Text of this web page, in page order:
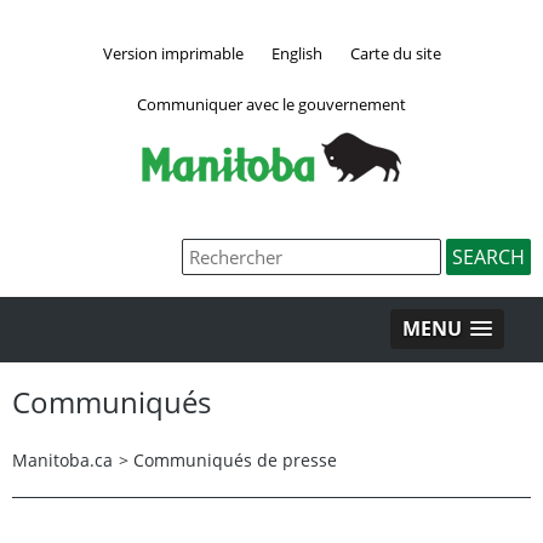
Version imprimable English Carte du site
Communiquer avec le gouvernement
MENU
Communiqués
Manitoba.ca > Communiqués de presse